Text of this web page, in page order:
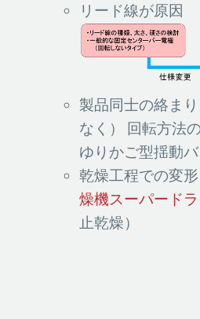
リード線が原因
製品同士の絡ま
なく） 回転方法
ゆりかご型揺動
乾燥工程での変形
燥機スーパード
止乾燥）